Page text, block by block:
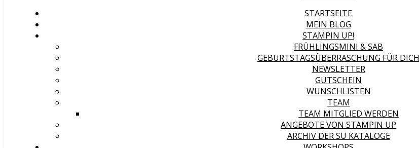
STARTSEITE
MEIN BLOG
STAMPIN UP!
FRÜHLINGSMINI & SAB
GEBURTSTAGSÜBERRASCHUNG FÜR DICH
NEWSLETTER
GUTSCHEIN
WUNSCHLISTEN
TEAM
TEAM MITGLIED WERDEN
ANGEBOTE VON STAMPIN UP
ARCHIV DER SU KATALOGE